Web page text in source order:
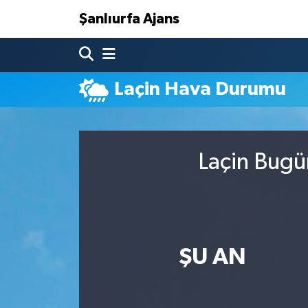
Şanlıurfa Ajans
Laçin Hava Durumu
Laçin
ŞU AN
Nöbetçi Eczaneler
Hava Durumu